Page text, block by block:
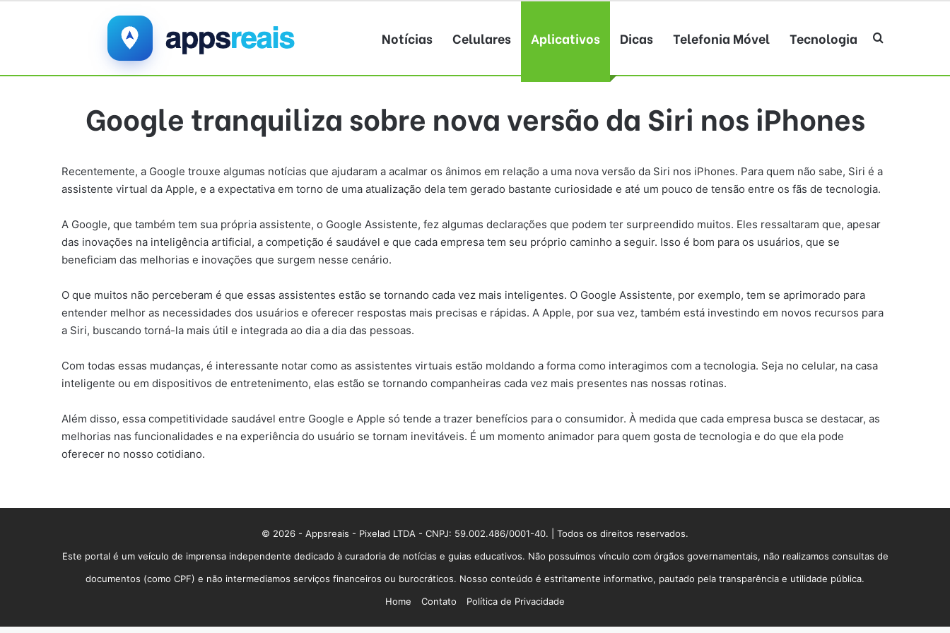
Notícias Celulares Aplicativos Dicas Telefonia Móvel Tecnologia Procurar por
Google tranquiliza sobre nova versão da Siri nos iPhones
Recentemente, a Google trouxe algumas notícias que ajudaram a acalmar os ânimos em relação a uma nova versão da Siri nos iPhones. Para quem não sabe, Siri é a
assistente virtual da Apple, e a expectativa em torno de uma atualização dela tem gerado bastante curiosidade e até um pouco de tensão entre os fãs de tecnologia.
A Google, que também tem sua própria assistente, o Google Assistente, fez algumas declarações que podem ter surpreendido muitos. Eles ressaltaram que, apesar
das inovações na inteligência artificial, a competição é saudável e que cada empresa tem seu próprio caminho a seguir. Isso é bom para os usuários, que se
beneficiam das melhorias e inovações que surgem nesse cenário.
O que muitos não perceberam é que essas assistentes estão se tornando cada vez mais inteligentes. O Google Assistente, por exemplo, tem se aprimorado para
entender melhor as necessidades dos usuários e oferecer respostas mais precisas e rápidas. A Apple, por sua vez, também está investindo em novos recursos para
a Siri, buscando torná-la mais útil e integrada ao dia a dia das pessoas.
Com todas essas mudanças, é interessante notar como as assistentes virtuais estão moldando a forma como interagimos com a tecnologia. Seja no celular, na casa
inteligente ou em dispositivos de entretenimento, elas estão se tornando companheiras cada vez mais presentes nas nossas rotinas.
Além disso, essa competitividade saudável entre Google e Apple só tende a trazer benefícios para o consumidor. À medida que cada empresa busca se destacar, as
melhorias nas funcionalidades e na experiência do usuário se tornam inevitáveis. É um momento animador para quem gosta de tecnologia e do que ela pode
oferecer no nosso cotidiano.
© 2026 - Appsreais - Pixelad LTDA - CNPJ: 59.002.486/0001-40. | Todos os direitos reservados.
Este portal é um veículo de imprensa independente dedicado à curadoria de notícias e guias educativos. Não possuímos vínculo com órgãos governamentais, não realizamos consultas de
documentos (como CPF) e não intermediamos serviços financeiros ou burocráticos. Nosso conteúdo é estritamente informativo, pautado pela transparência e utilidade pública.
Home
Contato Política de Privacidade